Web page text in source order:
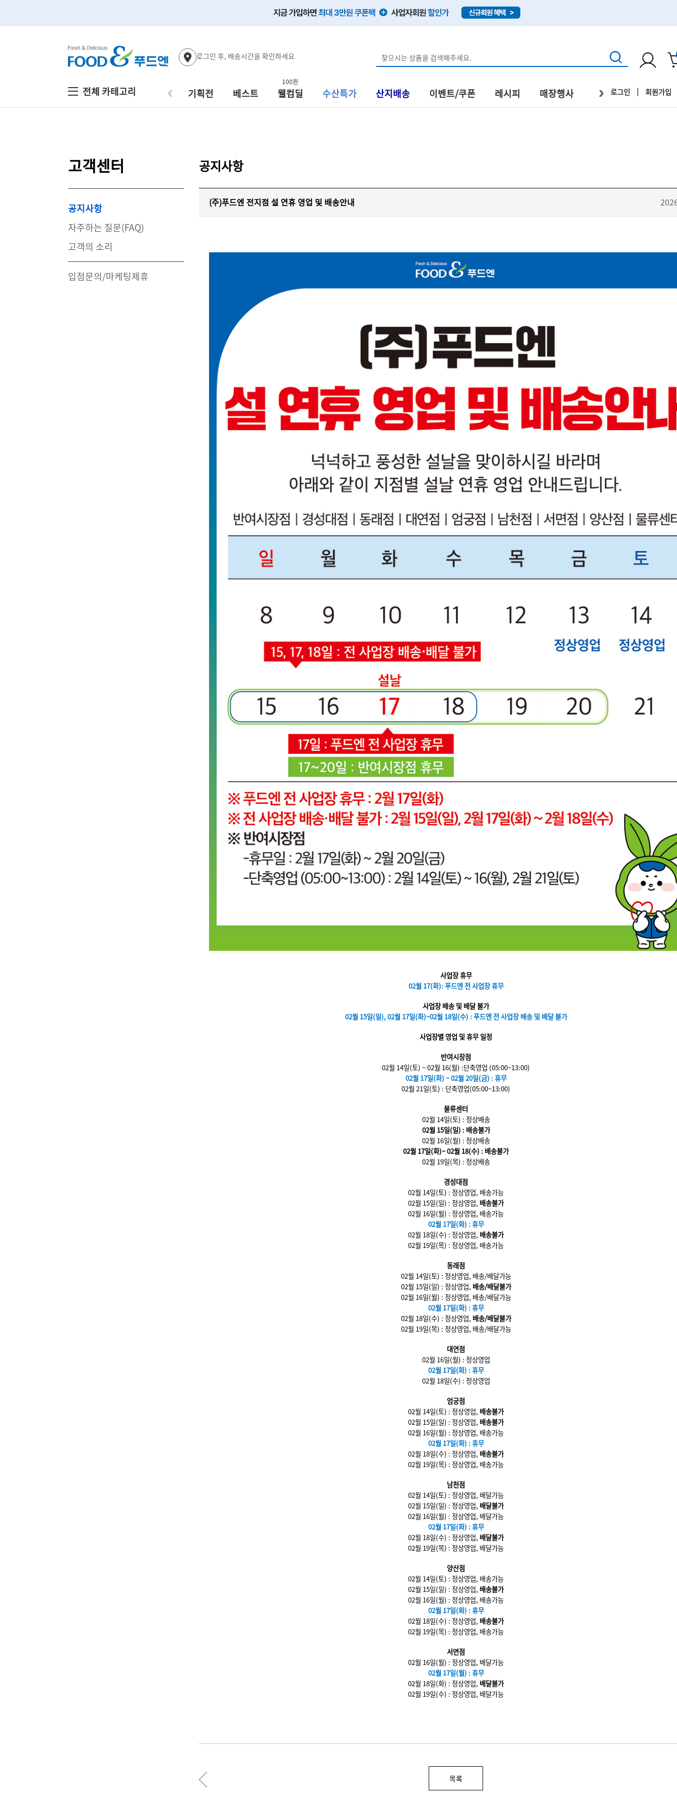
로그인 후, 배송시간을 확인하세요
전체 카테고리 ‹ 기획전 베스트
100원
웰컴딜 수산특가 산지배송 이벤트/쿠폰 레시피 매장행사 직배송
› 로그인 | 회원가입
고객센터
공지사항
자주하는 질문(FAQ)
고객의 소리
입점문의/마케팅제휴
공지사항
(주)푸드엔 전지점 설 연휴 영업 및 배송안내
사업장 휴무
02월 17(화): 푸드엔 전 사업장 휴무
사업장 배송 및 배달 불가
02월 15일(일), 02월 17일(화)~02월 18일(수) : 푸드엔 전 사업장 배송 및 배달 불가
사업장별 영업 및 휴무 일정
반여시장점
02월 14일(토) ~ 02월 16(월) :단축영업 (05:00~13:00)
02월 17일(화) ~ 02월 20일(금) : 휴무
02월 21일(토) : 단축영업(05:00~13:00)
물류센터
02월 14일(토) : 정상배송
02월 15일(일) : 배송불가
02월 16일(월) : 정상배송
02월 17일(화)~ 02월 18(수) : 배송불가
02월 19일(목) : 정상배송
경성대점
02월 14일(토) : 정상영업, 배송가능
02월 15일(일) : 정상영업, 배송불가
02월 16일(월) : 정상영업, 배송가능
02월 17일(화) : 휴무
02월 18일(수) : 정상영업, 배송불가
02월 19일(목) : 정상영업, 배송가능
동래점
02월 14일(토) : 정상영업, 배송/배달가능
02월 15일(일) : 정상영업, 배송/배달불가
02월 16일(월) : 정상영업, 배송/배달가능
02월 17일(화) : 휴무
02월 18일(수) : 정상영업, 배송/배달불가
02월 19일(목) : 정상영업, 배송/배달가능
대연점
02월 16일(월) : 정상영업
02월 17일(화) : 휴무
02월 18일(수) : 정상영업
엄궁점
02월 14일(토) : 정상영업, 배송불가
02월 15일(일) : 정상영업, 배송불가
02월 16일(월) : 정상영업, 배송가능
02월 17일(화) : 휴무
02월 18일(수) : 정상영업, 배송불가
02월 19일(목) : 정상영업, 배송가능
남천점
02월 14일(토) : 정상영업, 배달가능
02월 15일(일) : 정상영업, 배달불가
02월 16일(월) : 정상영업, 배달가능
02월 17일(화) : 휴무
02월 18일(수) : 정상영업, 배달불가
02월 19일(목) : 정상영업, 배달가능
양산점
02월 14일(토) : 정상영업, 배송가능
02월 15일(일) : 정상영업, 배송불가
02월 16일(월) : 정상영업, 배송가능
02월 17일(화) : 휴무
02월 18일(수) : 정상영업, 배송불가
02월 19일(목) : 정상영업, 배송가능
서면점
02월 16일(월) : 정상영업, 배달가능
02월 17일(월) : 휴무
02월 18일(화) : 정상영업, 배달불가
02월 19일(수) : 정상영업, 배달가능
목록